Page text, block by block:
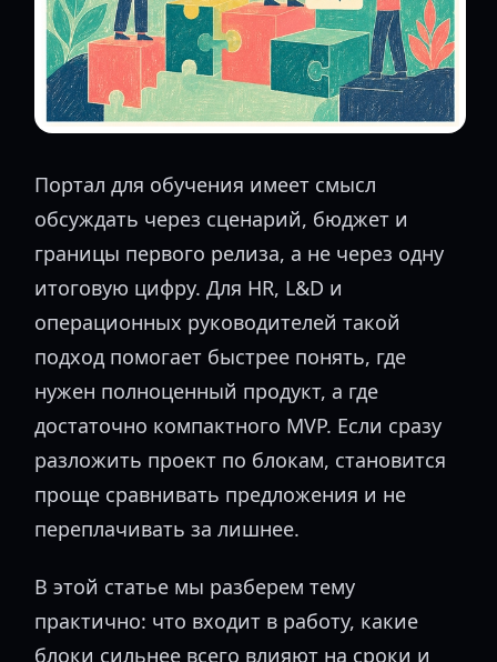
Портал для обучения имеет смысл
обсуждать через сценарий, бюджет и
границы первого релиза, а не через одну
итоговую цифру. Для HR, L&D и
операционных руководителей такой
подход помогает быстрее понять, где
нужен полноценный продукт, а где
достаточно компактного MVP. Если сразу
разложить проект по блокам, становится
проще сравнивать предложения и не
переплачивать за лишнее.
В этой статье мы разберем тему
практично: что входит в работу, какие
блоки сильнее всего влияют на сроки и